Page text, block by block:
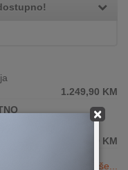
×
1.249,90 KM
KM
Vidi više...